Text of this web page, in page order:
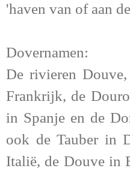
'haven van of aan
Dovernamen:
De rivieren
Frankrijk, de
in Spanje en de
ook de Tauber in
Italië, de Douve in